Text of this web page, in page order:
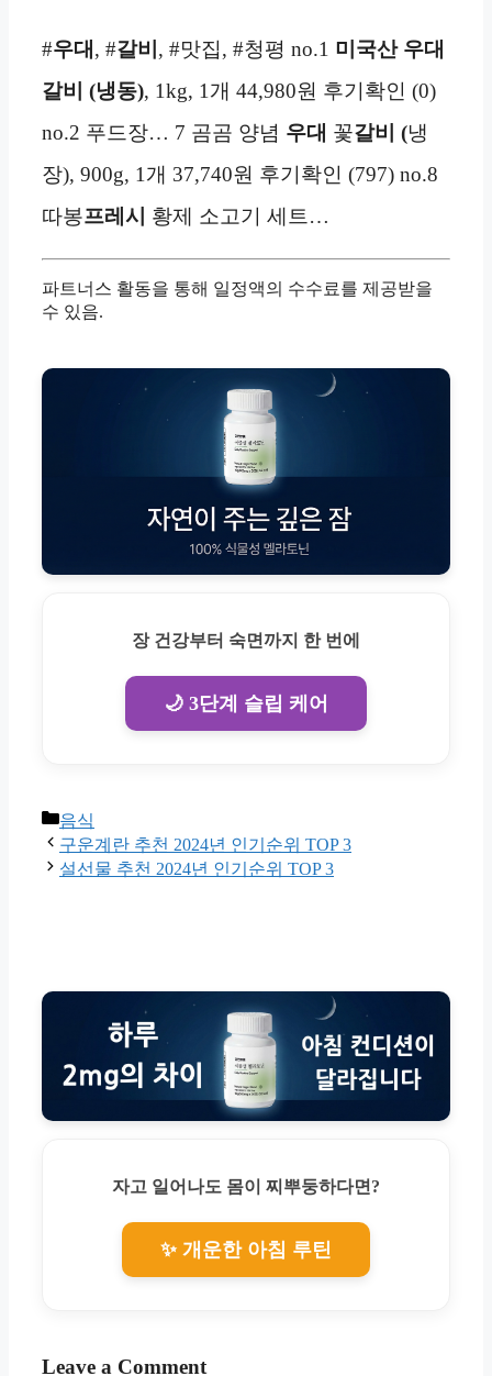
#우대 , #갈비 , #맛집, #청평 no.1 미국산 우대
갈비 (냉동), 1kg, 1개 44,980원 후기확인 (0)
no.2 푸드장… 7 곰곰 양념 우대 꽃갈비 (냉
장), 900g, 1개 37,740원 후기확인 (797) no.8
따봉프레시 황제 소고기 세트…
파트너스 활동을 통해 일정액의 수수료를 제공받을
수 있음.
장 건강부터 숙면까지 한 번에
🌙 3단계 슬립 케어
Categories
음식
구운계란 추천 2024년 인기순위 TOP 3
설선물 추천 2024년 인기순위 TOP 3
자고 일어나도 몸이 찌뿌둥하다면?
✨ 개운한 아침 루틴
Leave a Comment